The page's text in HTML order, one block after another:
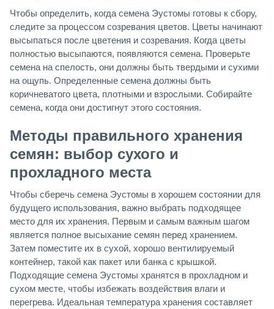
Чтобы определить, когда семена Эустомы готовы к сбору,
следите за процессом созревания цветов. Цветы начинают
высыпаться после цветения и созревания. Когда цветы
полностью высыпаются, появляются семена. Проверьте
семена на спелость, они должны быть твердыми и сухими
на ощупь. Определенные семена должны быть
коричневатого цвета, плотными и взрослыми. Собирайте
семена, когда они достигнут этого состояния.
Методы правильного хранения
семян: выбор сухого и
прохладного места
Чтобы сберечь семена Эустомы в хорошем состоянии для
будущего использования, важно выбрать подходящее
место для их хранения. Первым и самым важным шагом
является полное высыхание семян перед хранением.
Затем поместите их в сухой, хорошо вентилируемый
контейнер, такой как пакет или банка с крышкой.
Подходящие семена Эустомы хранятся в прохладном и
сухом месте, чтобы избежать воздействия влаги и
перегрева. Идеальная температура хранения составляет